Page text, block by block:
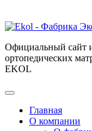
Официальный сайт
ортопедических
EKOL
Главная
О компании